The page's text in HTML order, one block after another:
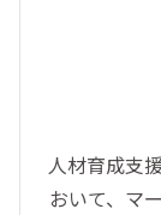
人材育成支
おいて、マ